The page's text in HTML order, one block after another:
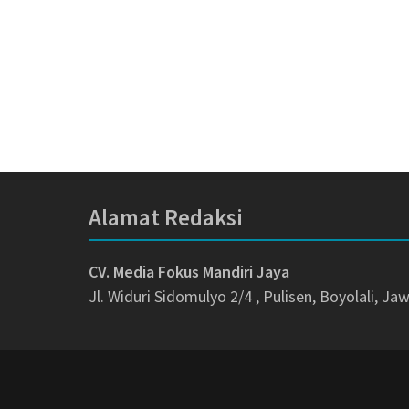
Alamat Redaksi
CV. Media Fokus Mandiri Jaya
Jl. Widuri Sidomulyo 2/4 , Pulisen, Boyolali,